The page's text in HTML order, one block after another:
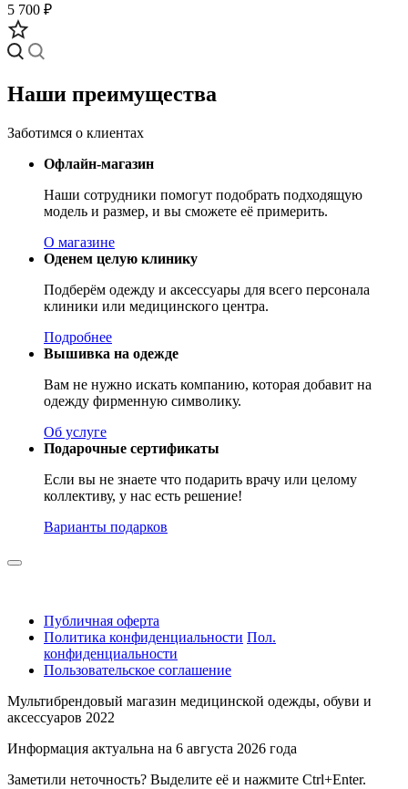
5 700 ₽
Наши преимущества
Заботимся о клиентах
Офлайн-магазин
Наши сотрудники помогут подобрать подходящую
модель и размер, и вы сможете её примерить.
О магазине
Оденем целую клинику
Подберём одежду и аксессуары для всего персонала
клиники или медицинского центра.
Подробнее
Вышивка на одежде
Вам не нужно искать компанию, которая добавит на
одежду фирменную символику.
Об услуге
Подарочные сертификаты
Если вы не знаете что подарить врачу или целому
коллективу, у нас есть решение!
Варианты подарков
Публичная оферта
Политика конфиденциальности Пол.
конфиденциальности
Пользовательское соглашение
Мультибрендовый магазин медицинской одежды, обуви и
аксессуаров 2022
Информация актуальна на 6 августа 2026 года
Заметили неточность? Выделите её и нажмите Ctrl+Enter.